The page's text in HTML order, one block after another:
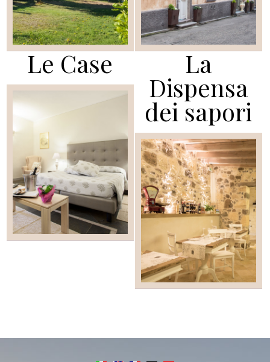
Le Case La
Dispensa
dei sapori